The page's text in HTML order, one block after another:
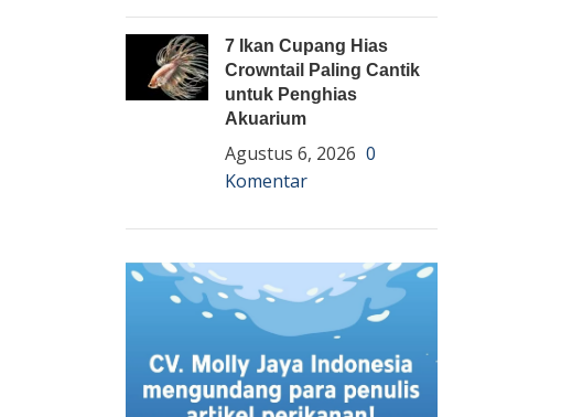
7 Ikan Cupang Hias
Crowntail Paling Cantik
untuk Penghias
Akuarium
Agustus 6, 2026 0
Komentar